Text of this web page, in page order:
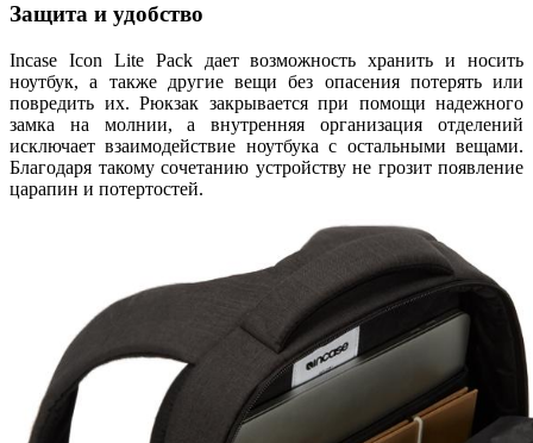
Защита и удобство
Incase Icon Lite Pack дает возможность хранить и носить
ноутбук, а также другие вещи без опасения потерять или
повредить их. Рюкзак закрывается при помощи надежного
замка на молнии, а внутренняя организация отделений
исключает взаимодействие ноутбука с остальными вещами.
Благодаря такому сочетанию устройству не грозит появление
царапин и потертостей.